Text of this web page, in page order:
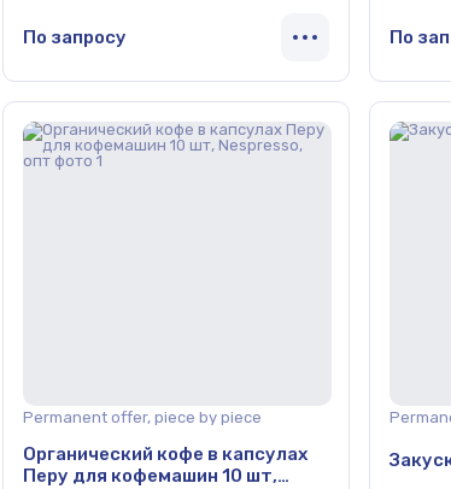
По запросу По
Permanent offer, piece by piece
Органический кофе в капсулах
Перу для кофемашин 10 шт,